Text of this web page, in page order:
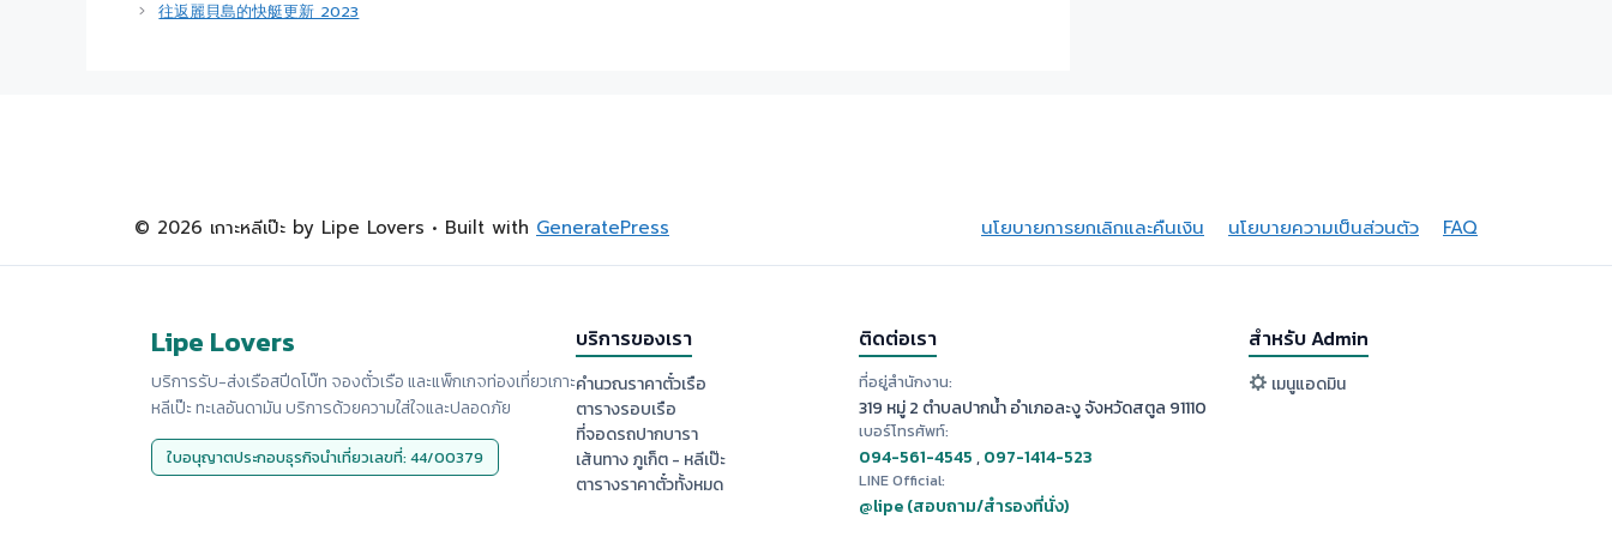
往返麗貝島的快艇更新 2023
นโยบายการยกเลิกและคืนเงิน นโยบายความเป็นส่วนตัว FAQ
© 2026 เกาะหลีเป๊ะ by Lipe Lovers • Built with GeneratePress
Lipe Lovers
บริการรับ-ส่งเรือสปีดโบ๊ท จองตั๋วเรือ และแพ็กเกจท่องเที่ยวเกาะ
หลีเป๊ะ ทะเลอันดามัน บริการด้วยความใส่ใจและปลอดภัย
ใบอนุญาตประกอบธุรกิจนำเที่ยวเลขที่: 44/00379
บริการของเรา
คำนวณราคาตั๋วเรือ
ตารางรอบเรือ
ที่จอดรถปากบารา
เส้นทาง ภูเก็ต - หลีเป๊ะ
ตารางราคาตั๋วทั้งหมด
ติดต่อเรา
ที่อยู่สำนักงาน:
319 หมู่ 2 ตำบลปากน้ำ อำเภอละงู จังหวัดสตูล 91110
เบอร์โทรศัพท์:
094-561-4545,097-1414-523
LINE Official:
@lipe (สอบถาม/สำรองที่นั่ง)
สำหรับ Admin
เมนูแอดมิน